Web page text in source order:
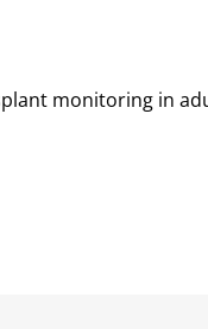
monitoring in